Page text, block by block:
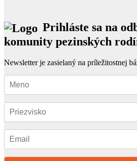
Prihláste sa na
komunity pezinských
Newsletter je zasielaný na príležitostnej